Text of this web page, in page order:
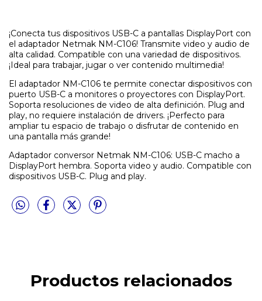
¡Conecta tus dispositivos USB-C a pantallas DisplayPort con
el adaptador Netmak NM-C106! Transmite video y audio de
alta calidad. Compatible con una variedad de dispositivos.
¡Ideal para trabajar, jugar o ver contenido multimedia!
El adaptador NM-C106 te permite conectar dispositivos con
puerto USB-C a monitores o proyectores con DisplayPort.
Soporta resoluciones de video de alta definición. Plug and
play, no requiere instalación de drivers. ¡Perfecto para
ampliar tu espacio de trabajo o disfrutar de contenido en
una pantalla más grande!
Adaptador conversor Netmak NM-C106: USB-C macho a
DisplayPort hembra. Soporta video y audio. Compatible con
dispositivos USB-C. Plug and play.
Productos relacionados